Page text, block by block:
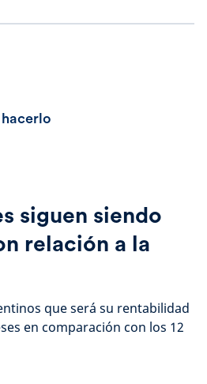
siguen siendo
relación a la
que será su rentabilidad
en comparación con los 12